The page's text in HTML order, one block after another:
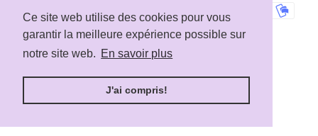
Ce site web utilise des cookies pour vous
garantir la meilleure expérience possible sur
notre site web. En savoir plus
J'ai compris!
Ce site web utilise des cookies pour vous
garantir la meilleure expérience possible sur
notre site web. En savoir plus
J'ai compris!
de
paiement
© 2026,L'ATELIER PICCOLO